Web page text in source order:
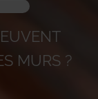
MURS ?